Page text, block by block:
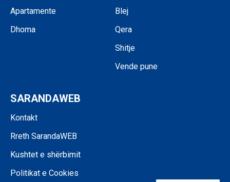
Apartamente
Dhoma
Blej
Qera
Shitje
Vende pune
SARANDAWEB
Kontakt
Rreth SarandaWEB
Kushtet e shërbimit
Politikat e Cookies